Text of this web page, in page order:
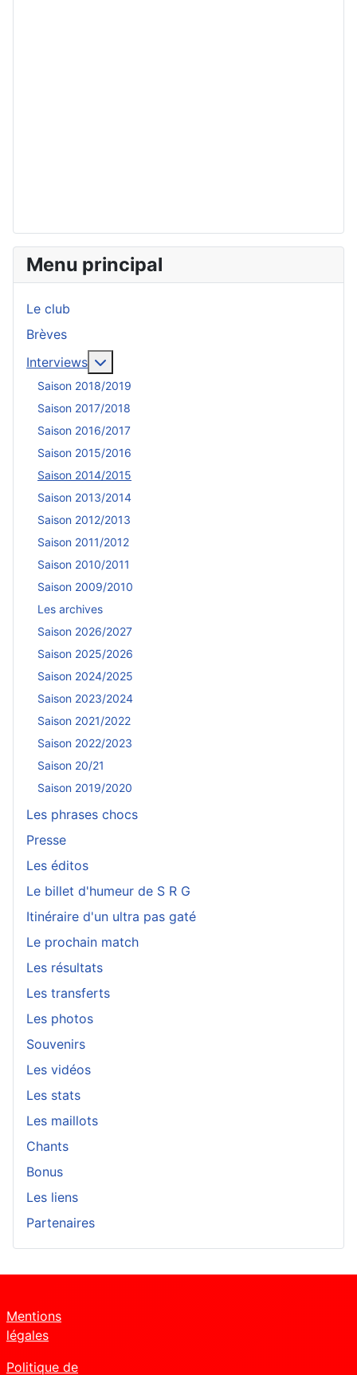
Menu principal
Le club
Brèves
Interviews
Saison 2018/2019
Saison 2017/2018
Saison 2016/2017
Saison 2015/2016
Saison 2014/2015
Saison 2013/2014
Saison 2012/2013
Saison 2011/2012
Saison 2010/2011
Saison 2009/2010
Les archives
Saison 2026/2027
Saison 2025/2026
Saison 2024/2025
Saison 2023/2024
Saison 2021/2022
Saison 2022/2023
Saison 20/21
Saison 2019/2020
Les phrases chocs
Presse
Les éditos
Le billet d'humeur de S R G
Itinéraire d'un ultra pas gaté
Le prochain match
Les résultats
Les transferts
Les photos
Souvenirs
Les vidéos
Les stats
Les maillots
Chants
Bonus
Les liens
Partenaires
Mentions
légales
Politique de